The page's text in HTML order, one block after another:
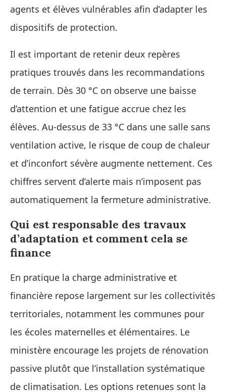
agents et élèves vulnérables afin d’adapter les
dispositifs de protection.
Il est important de retenir deux repères
pratiques trouvés dans les recommandations
de terrain. Dès 30 °C on observe une baisse
d’attention et une fatigue accrue chez les
élèves. Au-dessus de 33 °C dans une salle sans
ventilation active, le risque de coup de chaleur
et d’inconfort sévère augmente nettement. Ces
chiffres servent d’alerte mais n’imposent pas
automatiquement la fermeture administrative.
Qui est responsable des travaux
d’adaptation et comment cela se
finance
En pratique la charge administrative et
financière repose largement sur les collectivités
territoriales, notamment les communes pour
les écoles maternelles et élémentaires. Le
ministère encourage les projets de rénovation
passive plutôt que l’installation systématique
de climatisation. Les options retenues sont la